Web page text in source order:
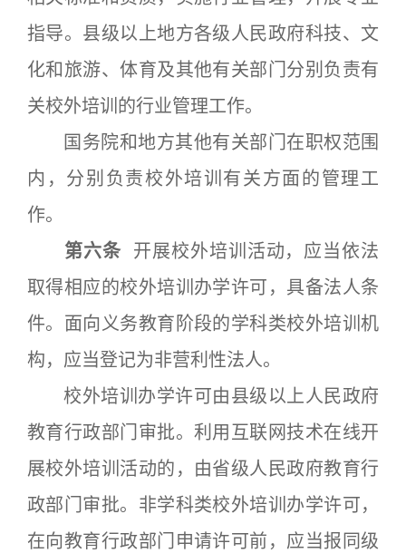
指导。县级以上地方各级人民政府科技、文
化和旅游、体育及其他有关部门分别负责有
关校外培训的行业管理工作。
国务院和地方其他有关部门在职权范围
内，分别负责校外培训有关方面的管理工
作。
第六条 开展校外培训活动，应当依法
取得相应的校外培训办学许可，具备法人条
件。面向义务教育阶段的学科类校外培训机
构，应当登记为非营利性法人。
校外培训办学许可由县级以上人民政府
教育行政部门审批。利用互联网技术在线开
展校外培训活动的，由省级人民政府教育行
政部门审批。非学科类校外培训办学许可，
在向教育行政部门申请许可前，应当报同级